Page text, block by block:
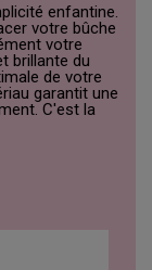
enfantine.
votre bûche
votre
brillante du
de votre
garantit une
C'est la